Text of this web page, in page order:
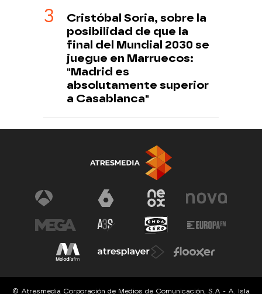
Cristóbal Soria, sobre la
posibilidad de que la
final del Mundial 2030 se
juegue en Marruecos:
"Madrid es
absolutamente superior
a Casablanca"
© Atresmedia Corporación de Medios de Comunicación, S.A - A. Isla